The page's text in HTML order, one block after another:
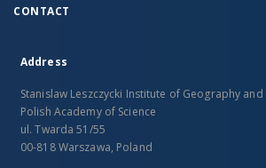
CONTACT
Address
Stanislaw Leszczycki Institute of Geography
Polish Academy of Science
ul. Twarda 51/55
00-818 Warszawa, Poland